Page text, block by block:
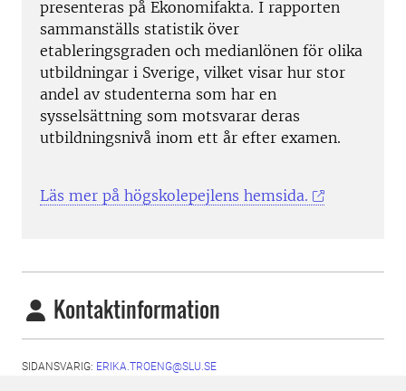
presenteras på Ekonomifakta. I rapporten
sammanställs statistik över
etableringsgraden och medianlönen för olika
utbildningar i Sverige, vilket visar hur stor
andel av studenterna som har en
sysselsättning som motsvarar deras
utbildningsnivå inom ett år efter examen.
Läs mer på högskolepejlens hemsida.
Kontaktinformation
SIDANSVARIG: ERIKA.TROENG@SLU.SE